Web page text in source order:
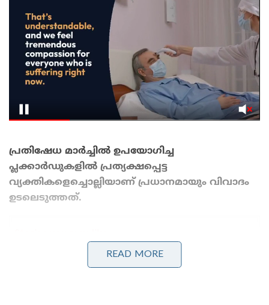
പ്രതിഷേധ മാർച്ചിൽ ഉപയോഗിച്ച
പ്ലക്കാർഡുകളിൽ പ്രത്യക്ഷപ്പെട്ട
വ്യക്തികളെച്ചൊല്ലിയാണ് പ്രധാനമായും വിവാദം
ഉടലെടുത്തത്.
READ MORE